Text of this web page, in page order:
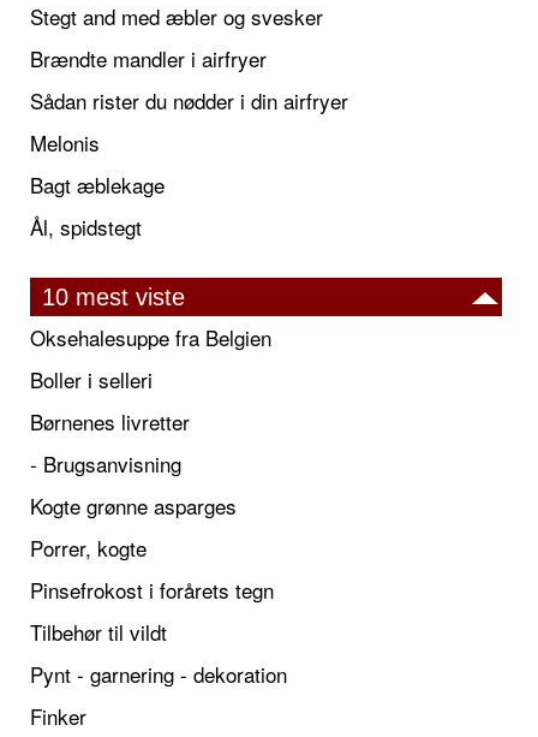
Stegt and med æbler og svesker
Brændte mandler i airfryer
Sådan rister du nødder i din airfryer
Melonis
Bagt æblekage
Ål, spidstegt
10 mest viste
Oksehalesuppe fra Belgien
Boller i selleri
Børnenes livretter
- Brugsanvisning
Kogte grønne asparges
Porrer, kogte
Pinsefrokost i forårets tegn
Tilbehør til vildt
Pynt - garnering - dekoration
Finker